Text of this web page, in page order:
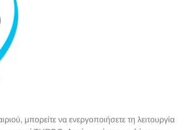
μπορείτε να ενεργοποιήσετε τη λειτουργία